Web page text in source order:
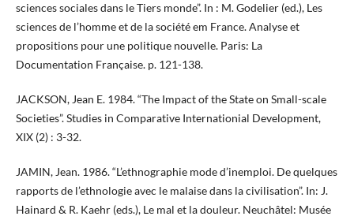
sciences sociales dans le Tiers monde”. In : M. Godelier (ed.), Les
sciences de l’homme et de la société em France. Analyse et
propositions pour une politique nouvelle. Paris: La
Documentation Française. p. 121-138.
JACKSON, Jean E. 1984. “The Impact of the State on Small-scale
Societies”. Studies in Comparative Internationial Development,
XIX (2) : 3-32.
JAMIN, Jean. 1986. “L’ethnographie mode d’inemploi. De quelques
rapports de l’ethnologie avec le malaise dans la civilisation”. In: J.
Hainard & R. Kaehr (eds.), Le mal et la douleur. Neuchâtel: Musée